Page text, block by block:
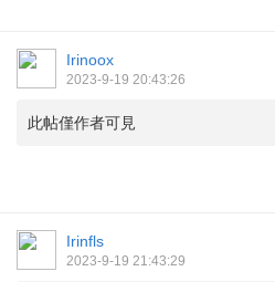
Irinoox
2023-9-19 20:43:26
此帖僅作者可見
Irinfls
2023-9-19 21:43:29